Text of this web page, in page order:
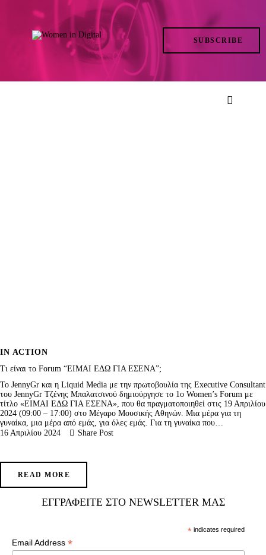
SUBSCRIBE
TRENDS
IN ACTION
Τι είναι το Forum “ΕΙΜΑΙ ΕΔΩ ΓΙΑ ΕΣΕΝΑ”;
Το JennyGr και η Liquid Media με την πρωτοβουλία της Executive Consultant
του JennyGr Τζένης Μπαλατσινού δημιούργησε το 1ο Women’s Forum με
τίτλο «ΕΙΜΑΙ ΕΔΩ ΓΙΑ ΕΣΕΝΑ», που θα πραγματοποιηθεί στις 19 Απριλίου
2024 (09:00 – 17:00) στο Μέγαρο Μουσικής Αθηνών. Μια μέρα για τη
γυναίκα, μια μέρα από εμάς, για όλες εμάς. Για τη γυναίκα που…
16 Απριλίου 2024
Share Post
READ MORE
ΕΓΓΡΑΦΕΊΤΕ ΣΤΟ NEWSLETTER ΜΑΣ
*indicates required
Email Address *